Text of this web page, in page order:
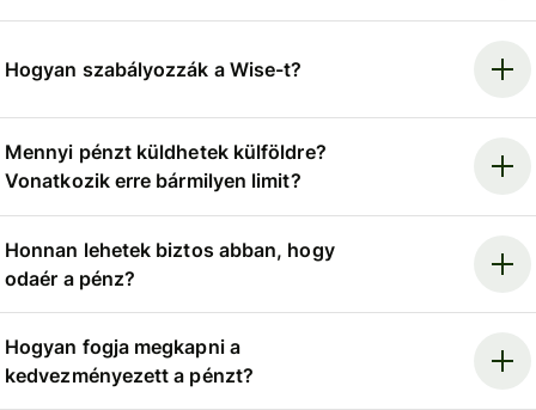
Hogyan szabályozzák a Wise-t?
Mennyi pénzt küldhetek külföldre?
Vonatkozik erre bármilyen limit?
Honnan lehetek biztos abban, hogy
odaér a pénz?
Hogyan fogja megkapni a
kedvezményezett a pénzt?